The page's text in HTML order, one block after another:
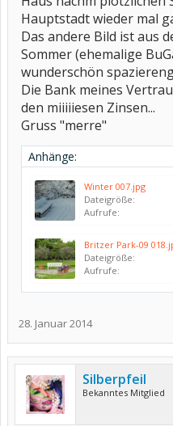
Hauptstadt wieder mal
Das andere Bild ist aus
Sommer (ehemalige
wunderschön
Die Bank meines
den miiiiiesen Zinsen...
Gruss "merre"
Anhänge:
Winter 007.jpg
Dateigröße:
Aufrufe:
Britzer Park-09
Dateigröße:
Aufrufe:
28. Januar 2014
Silberpfeil
Bekanntes Mitglied